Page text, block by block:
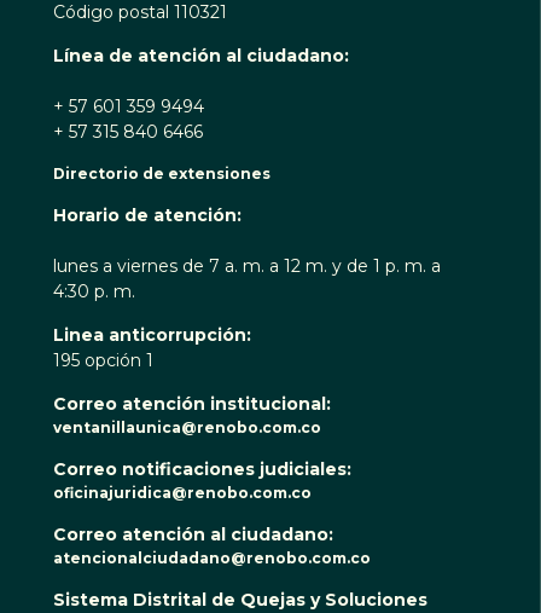
Código postal 110321
Línea de atención al ciudadano:
+ 57 601 359 9494
+ 57 315 840 6466
Directorio de extensiones
Horario de atención:
lunes a viernes de 7 a. m. a 12 m. y de 1 p. m. a
4:30 p. m.
Linea anticorrupción:
195 opción 1
Correo atención institucional:
ventanillaunica@renobo.com.co
Correo notificaciones judiciales:
oficinajuridica@renobo.com.co
Correo atención al ciudadano:
atencionalciudadano@renobo.com.co
Sistema Distrital de Quejas y Soluciones